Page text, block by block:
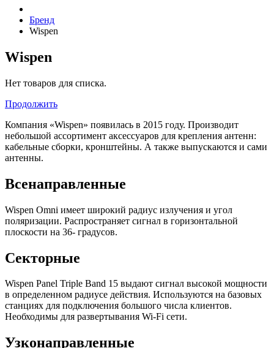
Бренд
Wispen
Wispen
Нет товаров для списка.
Продолжить
Компания «Wispen» появилась в 2015 году. Производит
небольшой ассортимент аксессуаров для крепления антенн:
кабельные сборки, кронштейны. А также выпускаются и сами
антенны.
Всенаправленные
Wispen Omni имеет широкий радиус излучения и угол
поляризации. Распространяет сигнал в горизонтальной
плоскости на 36- градусов.
Секторные
Wispen Panel Triple Band 15 выдают сигнал высокой мощности
в определенном радиусе действия. Используются на базовых
станциях для подключения большого числа клиентов.
Необходимы для развертывания Wi-Fi сети.
Узконаправленные